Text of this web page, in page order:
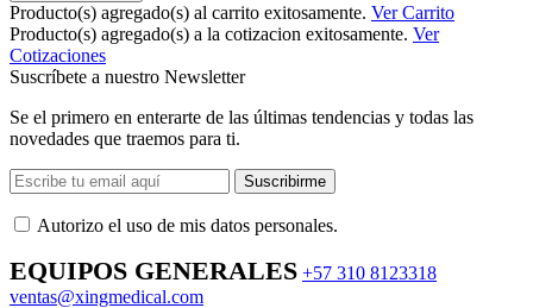
Producto(s) agregado(s) al carrito exitosamente. Ver Carrito
Producto(s) agregado(s) a la cotizacion exitosamente. Ver
Cotizaciones
Suscríbete a nuestro Newsletter
Se el primero en enterarte de las últimas tendencias y todas las
novedades que traemos para ti.
Suscribirme
Autorizo ​​el uso de mis datos personales.
EQUIPOS GENERALES +57 310 8123318
ventas@xingmedical.com